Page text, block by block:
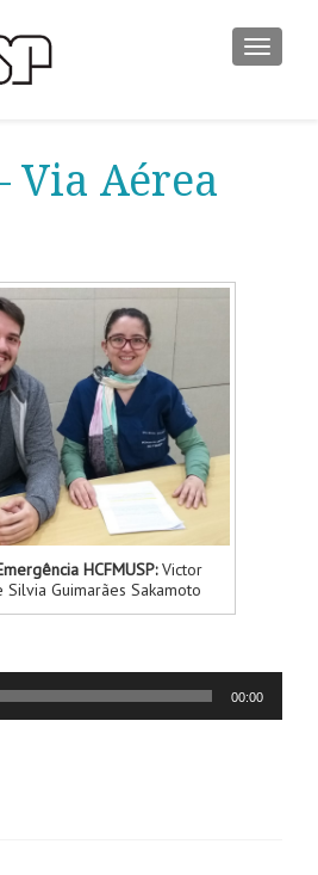
Via Aérea
HCFMUSP:Victor
Guimarães Sakamoto
00:00